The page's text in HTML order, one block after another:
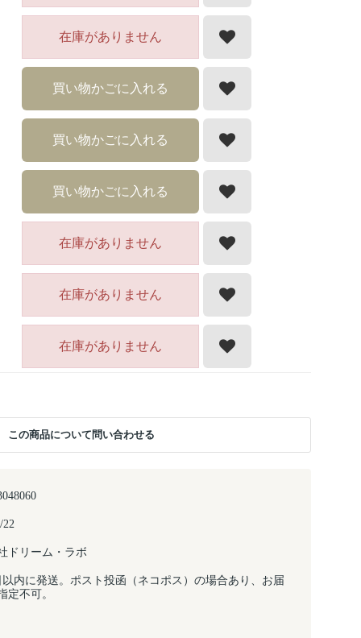
22
ドリーム・ラボ
以内に発送。ポスト投函（ネコポス）の場合あり、お届
定不可。
在庫がありません
買い物かごに入れる
買い物かごに入れる
買い物かごに入れる
在庫がありません
在庫がありません
在庫がありません
この商品について問い合わせる